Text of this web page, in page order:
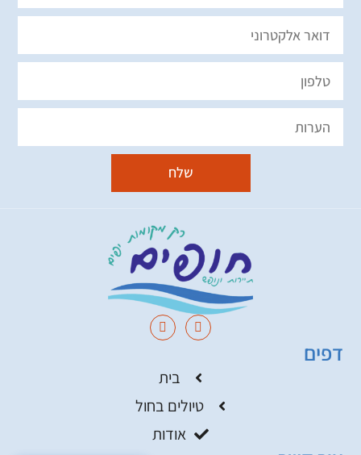
שלח
דפים
בית
טיולים בחול
אודות